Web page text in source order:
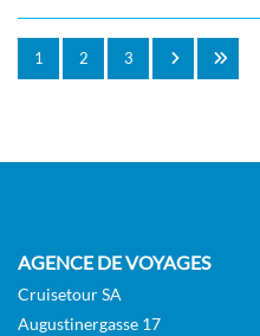
1 2 3
AGENCE DE VOYAGES
Cruisetour SA
Augustinergasse 17